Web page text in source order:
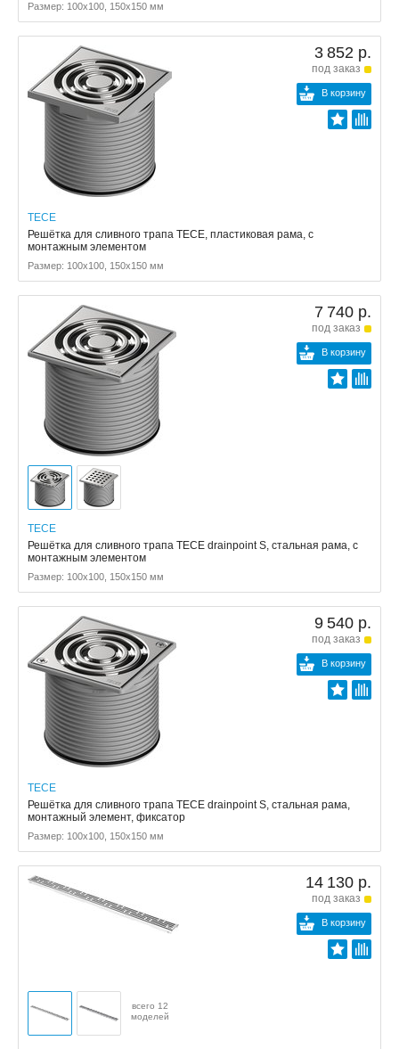
Размер: 100x100, 150x150 мм
3 852 р.
под заказ
В корзину
TECE
Решётка для сливного трапа TECE, пластиковая рама, с
монтажным элементом
Размер: 100x100, 150x150 мм
7 740 р.
под заказ
В корзину
TECE
Решётка для сливного трапа TECE drainpoint S, стальная рама, с
монтажным элементом
Размер: 100x100, 150x150 мм
9 540 р.
под заказ
В корзину
TECE
Решётка для сливного трапа TECE drainpoint S, стальная рама,
монтажный элемент, фиксатор
Размер: 100x100, 150x150 мм
14 130 р.
под заказ
В корзину
всего 12
моделей